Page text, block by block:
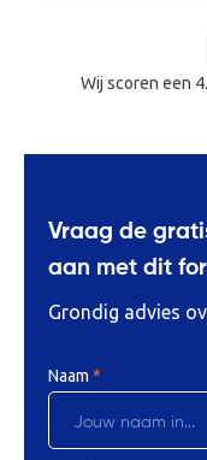
Wij scoren een
Vraag de
aan met dit
Grondig advies
Naam *